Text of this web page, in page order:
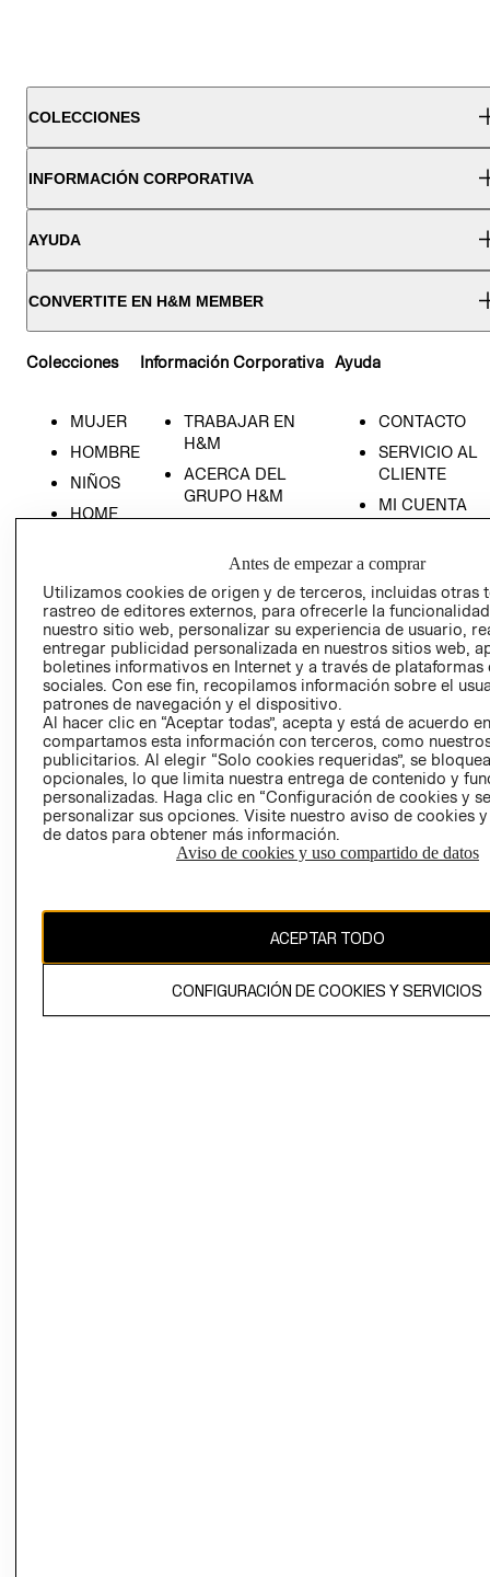
COLECCIONES
INFORMACIÓN CORPORATIVA
AYUDA
CONVERTITE EN H&M MEMBER
Colecciones
MUJER
HOMBRE
NIÑOS
HOME
Información Corporativa
TRABAJAR EN
H&M
ACERCA DEL
GRUPO H&M
RELACIÓN CON
INVERSIONISTAS
POLÍTICA
EMPRESARIAL
Ayuda
CONTACTO
SERVICIO AL
CLIENTE
MI CUENTA
TIENDAS
- RETIRO EN
TIENDA
TÉRMINOS Y
CONDICIONES
AVISO DE
PRIVACIDAD
GIFT CARD
AVISO DE
COOKIES
Uruguay ($U)
Antes de empezar a comprar
Utilizamos cookies de origen y de terceros, incluidas otras
rastreo de editores externos, para ofrecerle la
nuestro sitio web, personalizar su experiencia de usuario,
entregar publicidad personalizada en nuestros sitios web,
boletines informativos en Internet y a través de plataformas
sociales. Con ese fin, recopilamos información sobre el
patrones de navegación y el dispositivo.
Al hacer clic en “Aceptar todas”, acepta y está de acuerdo
compartamos esta información con terceros, como
publicitarios. Al elegir “Solo cookies requeridas”, se
opcionales, lo que limita nuestra entrega de contenido y
personalizadas. Haga clic en “Configuración de cookies y
personalizar sus opciones. Visite nuestro aviso de cookies
de datos para obtener más información.
Aviso de cookies y uso compartido de datos
ACEPTAR TODO
CONFIGURACIÓN DE COOKIES Y SERVICIOS